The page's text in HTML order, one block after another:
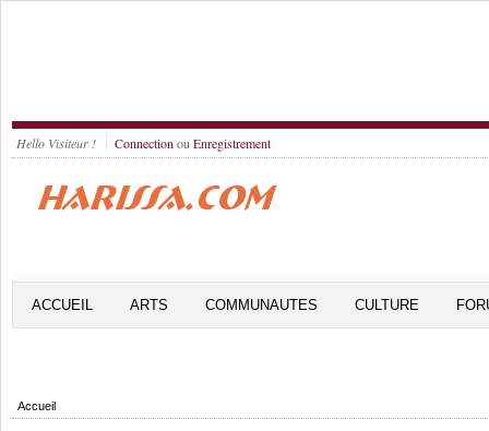
Hello Visiteur ! Connection ou Enregistrement
ACCUEIL ARTS COMMUNAUTES CULTURE
Accueil